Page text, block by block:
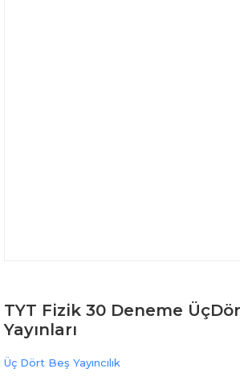
TYT Fizik 30 Deneme
Yayınları
Üç Dört Beş Yayıncılık